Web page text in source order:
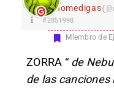
nomedigas
#2851998
Miembro de
ZORRA “ de
de las